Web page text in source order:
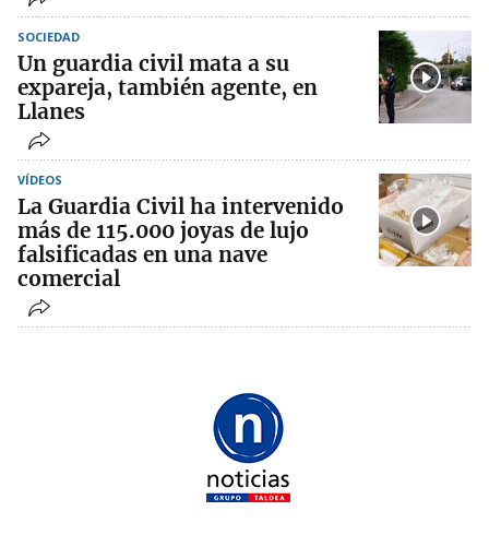
SOCIEDAD
Un guardia civil mata a su
expareja, también agente, en
Llanes
VÍDEOS
La Guardia Civil ha intervenido
más de 115.000 joyas de lujo
falsificadas en una nave
comercial